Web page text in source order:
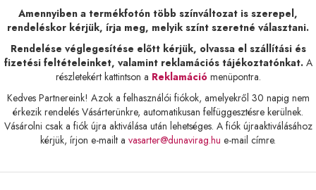
Amennyiben a termékfotón több színváltozat is szerepel,
rendeléskor kérjük, írja meg, melyik színt szeretné választani.
Rendelése véglegesítése előtt kérjük, olvassa el szállítási és
fizetési feltételeinket, valamint reklamációs tájékoztatónkat.A
részletekért kattintson a Reklamáció menüpontra.
Kedves Partnereink! Azok a felhasználói fiókok, amelyekről 30 napig nem
érkezik rendelés Vásárterünkre, automatikusan felfüggesztésre kerülnek.
Vásárolni csak a fiók újra aktiválása után lehetséges. A fiók újraaktiválásához
kérjük, írjon e-mailt a vasarter@dunavirag.hu e-mail címre.